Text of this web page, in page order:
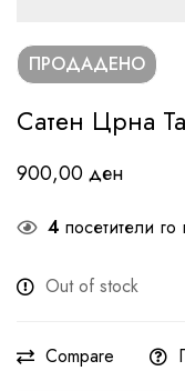
ПРОДАДЕНО
Сатен Црна
900,00ден
4 посетители
Out of stock
Compare